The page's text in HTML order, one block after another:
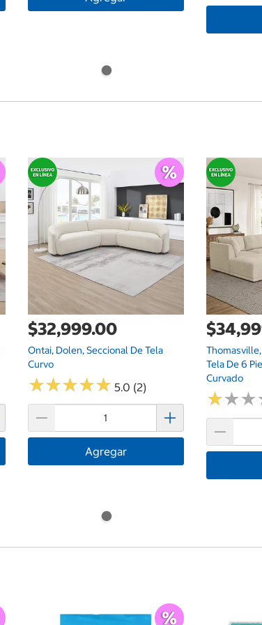
$32,999.00
Ontai, Dolen, Seccional De Tela
Curvo
★★★★★
★★★★★ 5.0 (2)
Agregar
Tela De 6
Curvado
★★★
★★★